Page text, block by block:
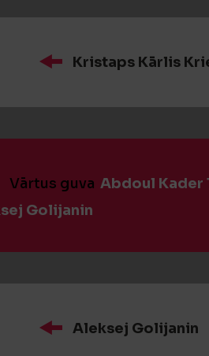
Kristaps Kārlis
Vārtus guva Abdoul Kader
Golijanin
Aleksej Golijanin